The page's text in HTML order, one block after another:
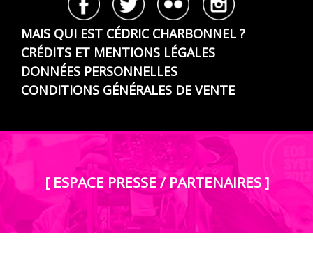
MAIS QUI EST CÉDRIC CHARBONNEL ?
CRÉDITS ET MENTIONS LÉGALES
DONNÉES PERSONNELLES
CONDITIONS GÉNÉRALES DE VENTE
[ ESPACE PRESSE / PARTENAIRES ]